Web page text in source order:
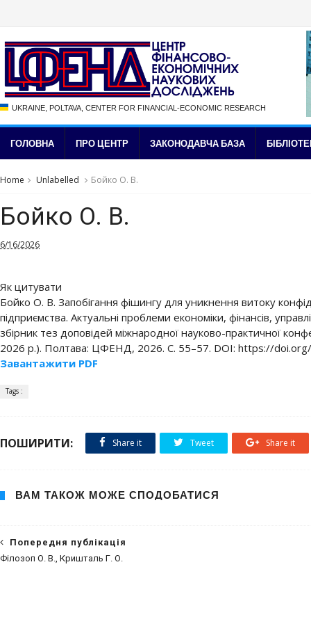
UKRAINE, POLTAVA, CENTER FOR FINANCIAL-ECONOMIC RESEARCH
ГОЛОВНА ПРО ЦЕНТР ЗАКОНОДАВЧА БАЗА
Home Unlabelled Бойко О. В.
Бойко О. В.
6/16/2026
Як цитувати
Бойко О. В. Запобігання фішингу для уникнення витоку
підприємства. Актуальні проблеми економіки, фінансів,
збірник тез доповідей міжнародної науково-практичної
2026 р.). Полтава: ЦФЕНД, 2026. С. 55–57. DOI: https://
Завантажити PDF
Tags :
ПОШИРИТИ: Share it Tweet Share it
ВАМ ТАКОЖ МОЖЕ СПОДОБАТИСЯ
Попередня публікація
Філозоп О. В., Кришталь Г. О.